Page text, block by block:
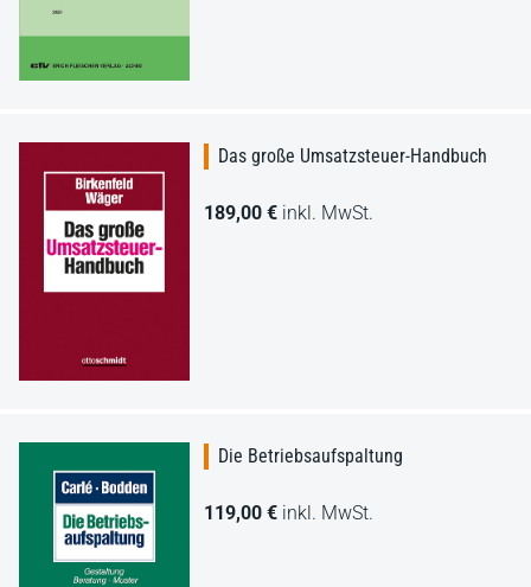
Das große Umsatzsteuer-Handbuch
189,00 € inkl. MwSt.
Die Betriebsaufspaltung
119,00 € inkl. MwSt.